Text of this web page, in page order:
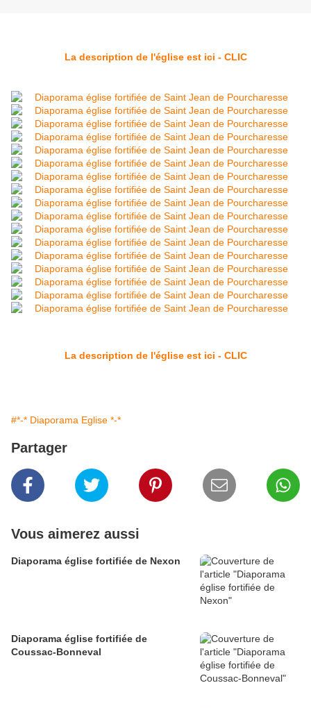
La description de l'église est ici - CLIC
La description de l'église est ici - CLIC
#*-* Diaporama Eglise *-*
Partager
Vous aimerez aussi
Diaporama église fortifiée de Nexon
Diaporama église fortifiée de
Coussac-Bonneval